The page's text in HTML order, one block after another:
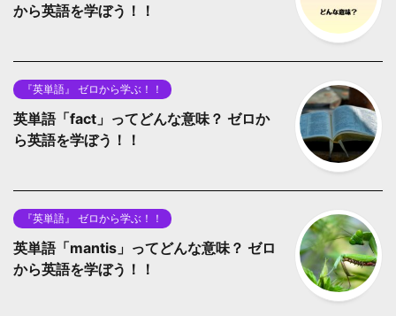
から英語を学ぼう！！
『英単語』 ゼロから学ぶ！！
英単語「fact」ってどんな意味？ ゼロか
ら英語を学ぼう！！
『英単語』 ゼロから学ぶ！！
英単語「mantis」ってどんな意味？ ゼロ
から英語を学ぼう！！